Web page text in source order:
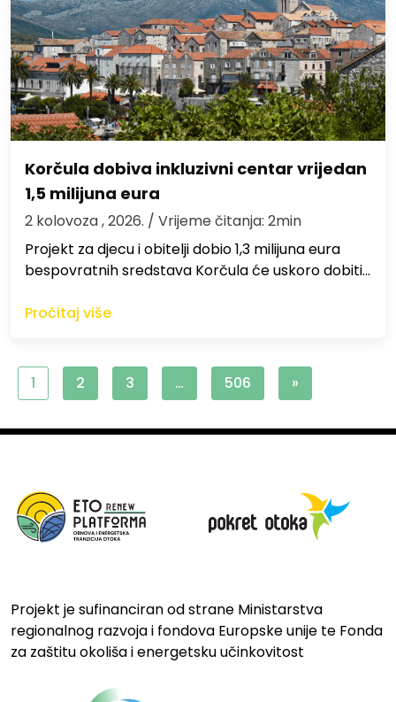
Korčula dobiva inkluzivni centar vrijedan
1,5 milijuna eura
2 kolovoza , 2026. / Vrijeme čitanja: 2min
Projekt za djecu i obitelji dobio 1,3 milijuna eura
bespovratnih sredstava Korčula će uskoro dobiti…
Pročitaj više
1 2 3 … 506 »
Projekt je sufinanciran od strane Ministarstva
regionalnog razvoja i fondova Europske unije te Fonda
za zaštitu okoliša i energetsku učinkovitost